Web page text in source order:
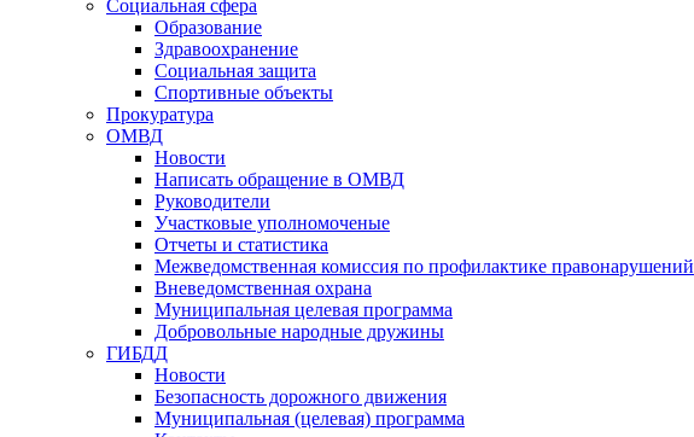
Социальная сфера
Образование
Здравоохранение
Социальная защита
Спортивные объекты
Прокуратура
ОМВД
Новости
Написать обращение в ОМВД
Руководители
Участковые уполномоченые
Отчеты и статистика
Межведомственная комиссия по профилактике правонарушений
Вневедомственная охрана
Муниципальная целевая программа
Добровольные народные дружины
ГИБДД
Новости
Безопасность дорожного движения
Муниципальная (целевая) программа